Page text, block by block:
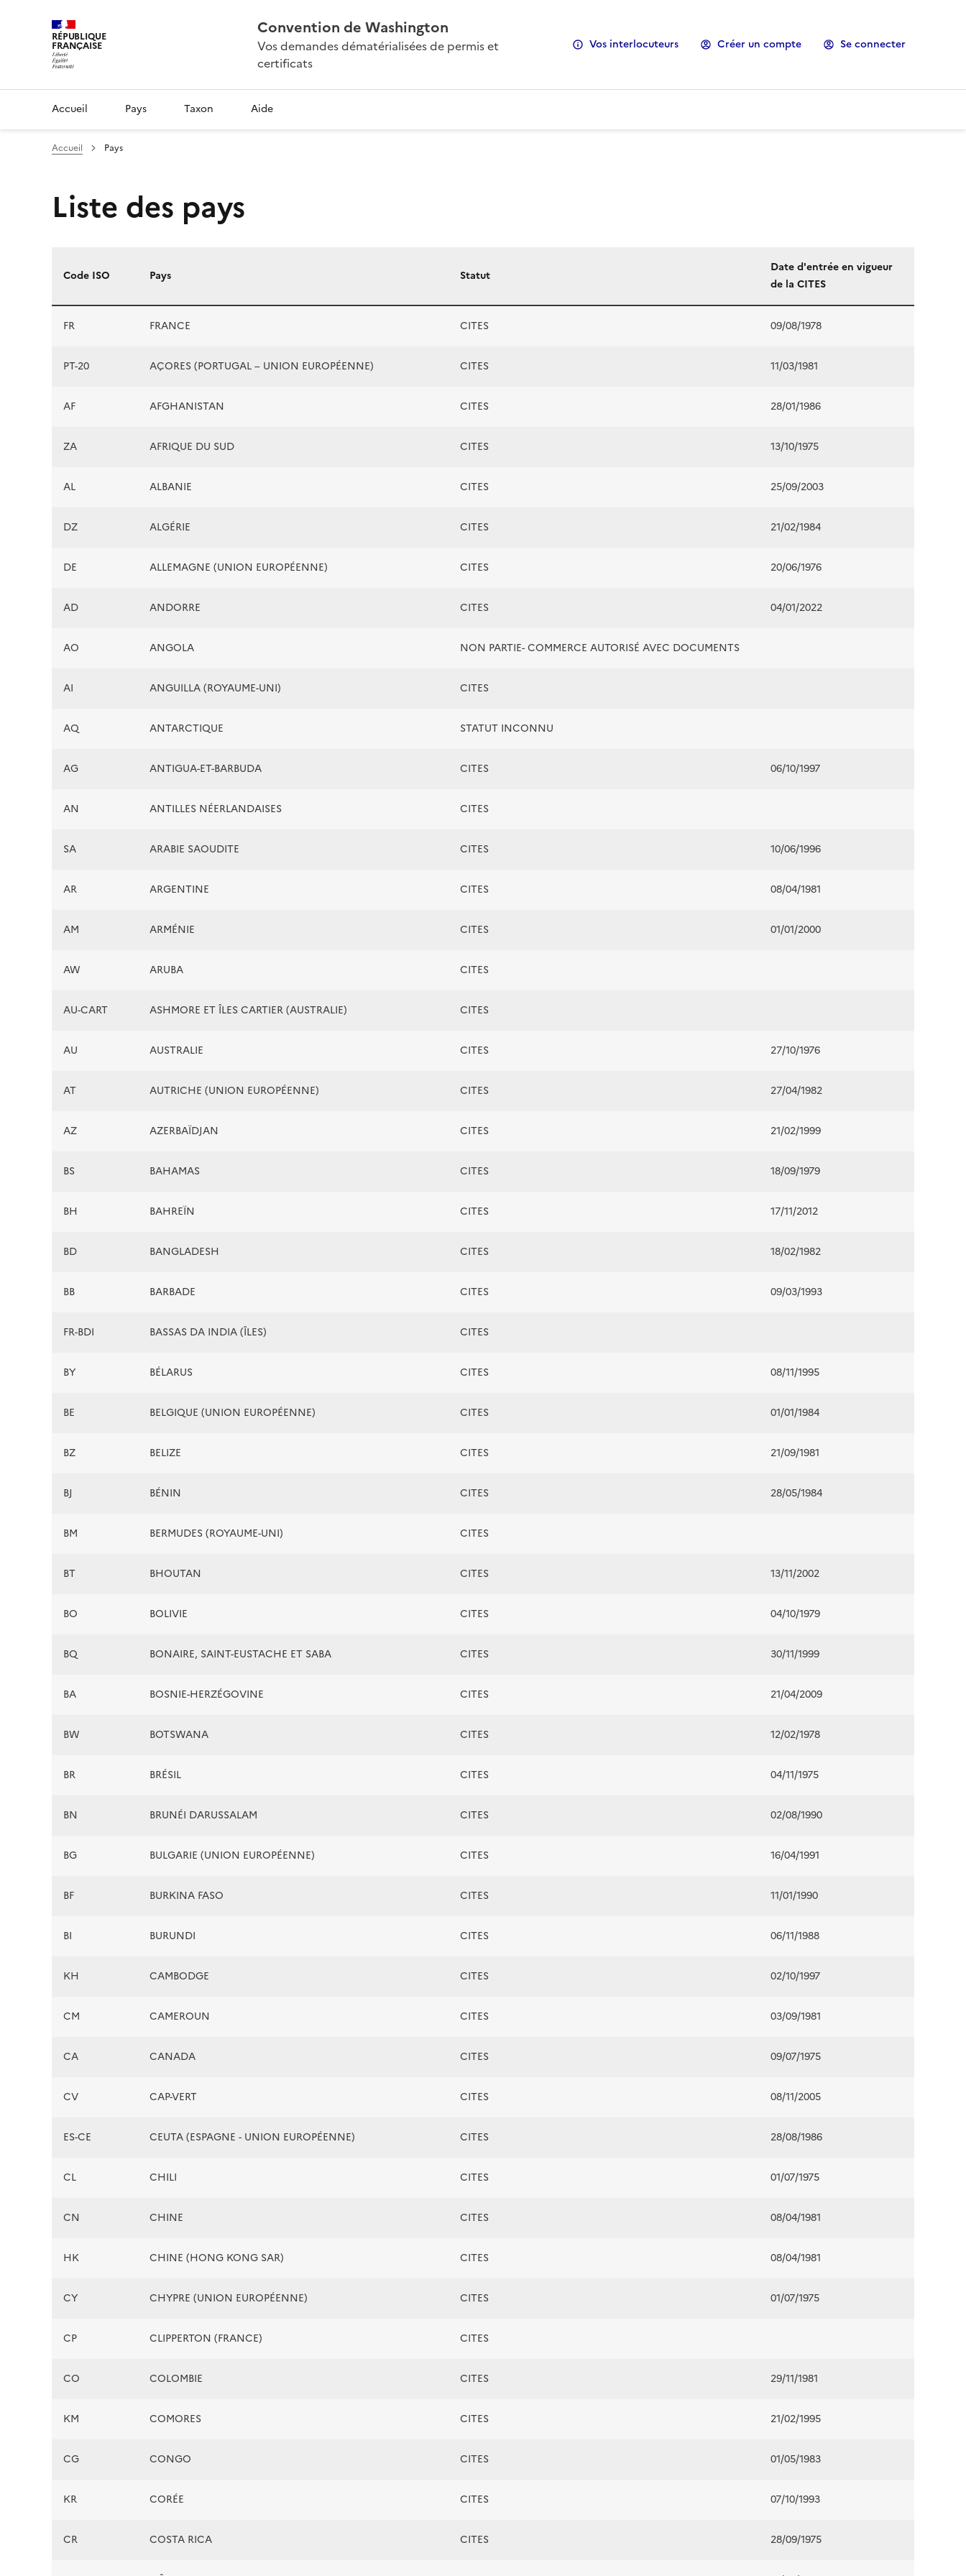
RÉPUBLIQUE
FRANÇAISE
Convention de Washington
Vos demandes dématérialisées de permis et
certificats
Vos interlocuteurs Créer un compte Se connecter
Accueil Pays Taxon Aide
Accueil Pays
Liste des pays
Liste des pays
Code ISO Pays Statut
Date d'entrée en vigueur
de la CITES
FR FRANCE CITES 09/08/1978
PT-20 AÇORES (PORTUGAL – UNION EUROPÉENNE) CITES 11/03/1981
AF AFGHANISTAN CITES 28/01/1986
ZA AFRIQUE DU SUD CITES 13/10/1975
AL ALBANIE CITES 25/09/2003
DZ ALGÉRIE CITES 21/02/1984
DE ALLEMAGNE (UNION EUROPÉENNE) CITES 20/06/1976
AD ANDORRE CITES 04/01/2022
AO ANGOLA NON PARTIE- COMMERCE AUTORISÉ AVEC DOCUMENTS
AI ANGUILLA (ROYAUME-UNI) CITES
AQ ANTARCTIQUE STATUT INCONNU
AG ANTIGUA-ET-BARBUDA CITES 06/10/1997
AN ANTILLES NÉERLANDAISES CITES
SA ARABIE SAOUDITE CITES 10/06/1996
AR ARGENTINE CITES 08/04/1981
AM ARMÉNIE CITES 01/01/2000
AW ARUBA CITES
AU-CART ASHMORE ET ÎLES CARTIER (AUSTRALIE) CITES
AU AUSTRALIE CITES 27/10/1976
AT AUTRICHE (UNION EUROPÉENNE) CITES 27/04/1982
AZ AZERBAÏDJAN CITES 21/02/1999
BS BAHAMAS CITES 18/09/1979
BH BAHREÏN CITES 17/11/2012
BD BANGLADESH CITES 18/02/1982
BB BARBADE CITES 09/03/1993
FR-BDI BASSAS DA INDIA (ÎLES) CITES
BY BÉLARUS CITES 08/11/1995
BE BELGIQUE (UNION EUROPÉENNE) CITES 01/01/1984
BZ BELIZE CITES 21/09/1981
BJ BÉNIN CITES 28/05/1984
BM BERMUDES (ROYAUME-UNI) CITES
BT BHOUTAN CITES 13/11/2002
BO BOLIVIE CITES 04/10/1979
BQ BONAIRE, SAINT-EUSTACHE ET SABA CITES 30/11/1999
BA BOSNIE-HERZÉGOVINE CITES 21/04/2009
BW BOTSWANA CITES 12/02/1978
BR BRÉSIL CITES 04/11/1975
BN BRUNÉI DARUSSALAM CITES 02/08/1990
BG BULGARIE (UNION EUROPÉENNE) CITES 16/04/1991
BF BURKINA FASO CITES 11/01/1990
BI BURUNDI CITES 06/11/1988
KH CAMBODGE CITES 02/10/1997
CM CAMEROUN CITES 03/09/1981
CA CANADA CITES 09/07/1975
CV CAP-VERT CITES 08/11/2005
ES-CE CEUTA (ESPAGNE - UNION EUROPÉENNE) CITES 28/08/1986
CL CHILI CITES 01/07/1975
CN CHINE CITES 08/04/1981
HK CHINE (HONG KONG SAR) CITES 08/04/1981
CY CHYPRE (UNION EUROPÉENNE) CITES 01/07/1975
CP CLIPPERTON (FRANCE) CITES
CO COLOMBIE CITES 29/11/1981
KM COMORES CITES 21/02/1995
CG CONGO CITES 01/05/1983
KR CORÉE CITES 07/10/1993
CR COSTA RICA CITES 28/09/1975